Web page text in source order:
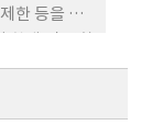
한 등을 목
적으로 대응
위하여 기존
재･구조개